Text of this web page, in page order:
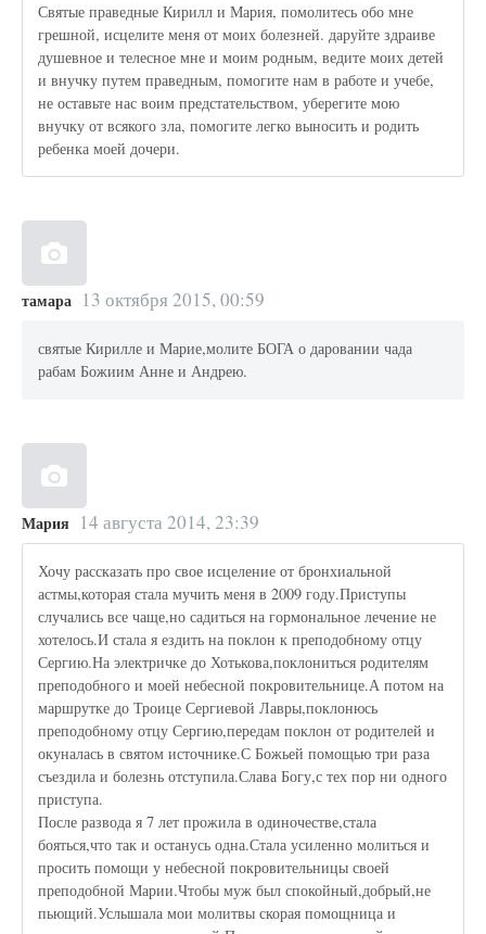
Святые праведные Кирилл и Мария, помолитесь обо мне
грешной, исцелите меня от моих болезней. даруйте здраиве
душевное и телесное мне и моим родным, ведите моих детей
и внучку путем праведным, помогите нам в работе и учебе,
не оставьте нас воим предстательством, уберегите мою
внучку от всякого зла, помогите легко выносить и родить
ребенка моей дочери.
тамара 13 октября 2015, 00:59
святые Кирилле и Марие,молите БОГА о даровании чада
рабам Божиим Анне и Андрею.
Мария 14 августа 2014, 23:39
Хочу рассказать про свое исцеление от бронхиальной
астмы,которая стала мучить меня в 2009 году.Приступы
случались все чаще,но садиться на гормональное лечение не
хотелось.И стала я ездить на поклон к преподобному отцу
Сергию.На электричке до Хотькова,поклониться родителям
преподобного и моей небесной покровительнице.А потом на
маршрутке до Троице Сергиевой Лавры,поклонюсь
преподобному отцу Сергию,передам поклон от родителей и
окуналась в святом источнике.С Божьей помощью три раза
съездила и болезнь отступила.Слава Богу,с тех пор ни одного
приступа.
После развода я 7 лет прожила в одиночестве,стала
бояться,что так и останусь одна.Стала усиленно молиться и
просить помощи у небесной покровительницы своей
преподобной Марии.Чтобы муж был спокойный,добрый,не
пьющий.Услышала мои молитвы скорая помощница и